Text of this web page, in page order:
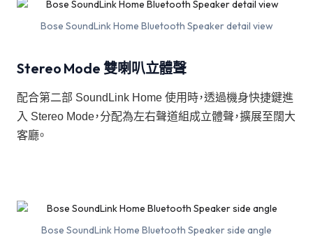
Bose SoundLink Home Bluetooth Speaker detail view
Stereo Mode 雙喇叭立體聲
配合第二部 SoundLink Home 使用時，透過機身快捷鍵進
入 Stereo Mode，分配為左右聲道組成立體聲，擴展至闊大
客廳。
Bose SoundLink Home Bluetooth Speaker side angle